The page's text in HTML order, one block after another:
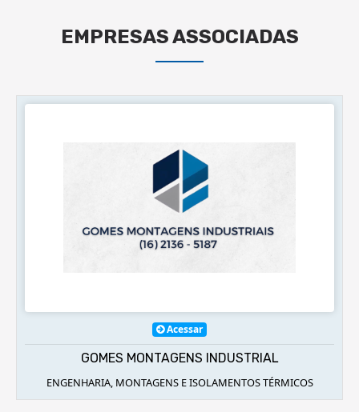
EMPRESAS ASSOCIADAS
UNIBOLT IND E COMÉRCIO DE ARTIGOS